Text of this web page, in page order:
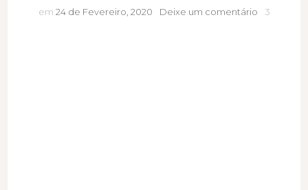
em 24 de Fevereiro, 2020 Deixe um comentárioPránáyáma
3